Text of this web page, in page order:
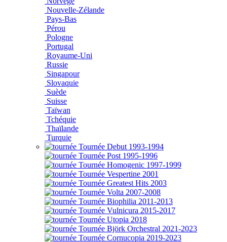
Nouvelle-Zélande
Pays-Bas
Pérou
Pologne
Portugal
Royaume-Uni
Russie
Singapour
Slovaquie
Suède
Suisse
Taïwan
Tchéquie
Thaïlande
Turquie